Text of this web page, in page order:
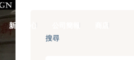
新聞中心 公司簡報 商店
搜尋